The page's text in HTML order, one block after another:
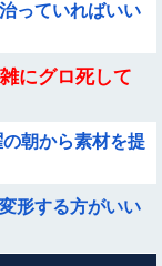
っていればいい
にグロ死して
の朝から素材を提
形する方がいい